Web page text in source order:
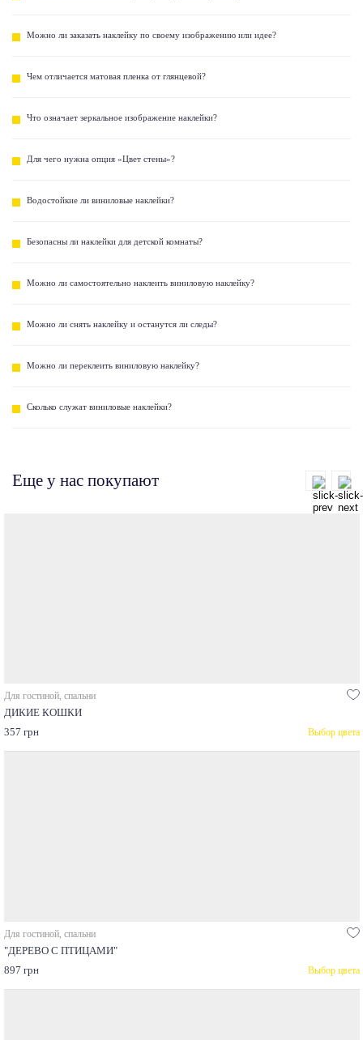
Можно ли заказать наклейку по своему изображению или идее?
Чем отличается матовая пленка от глянцевой?
Что означает зеркальное изображение наклейки?
Для чего нужна опция «Цвет стены»?
Водостойкие ли виниловые наклейки?
Безопасны ли наклейки для детской комнаты?
Можно ли самостоятельно наклеить виниловую наклейку?
Можно ли снять наклейку и останутся ли следы?
Можно ли переклеить виниловую наклейку?
Сколько служат виниловые наклейки?
Еще у нас покупают
Для гостиной, спальни
ДИКИЕ КОШКИ
357 грн
Выбор цвета
Для гостиной, спальни
"ДЕРЕВО С ПТИЦАМИ"
897 грн
Выбор цвета